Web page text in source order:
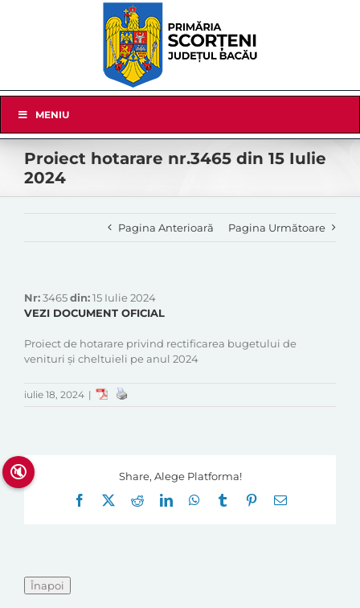
Navigation
MENIU
Proiect hotarare nr.3465 din 15 Iulie
2024
Pagina Anterioară Pagina Următoare
Nr:3465din:15 Iulie 2024
VEZI DOCUMENT OFICIAL
Proiect de hotarare privind rectificarea bugetului de
venituri și cheltuieli pe anul 2024
iulie 18, 2024 |
Share, Alege Platforma!
Facebook
RedditLinkedInWhatsApp
Tumblr Pinterest
E-
🔇